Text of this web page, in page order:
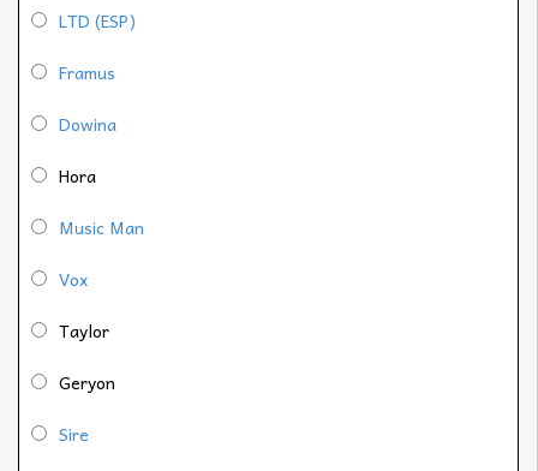
LTD (ESP)
Framus
Dowina
Hora
Music Man
Vox
Taylor
Geryon
Sire